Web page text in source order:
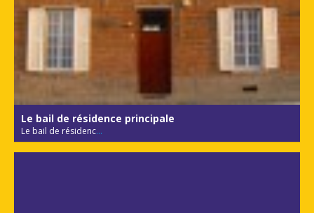
Le bail de résidence principale
Le bail de résidenc...